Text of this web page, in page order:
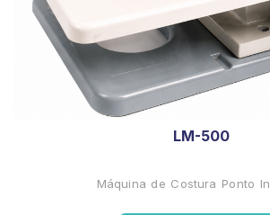
LM-500
Máquina de Costura Ponto